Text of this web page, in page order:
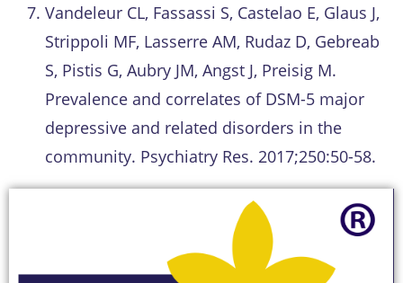
Vandeleur CL, Fassassi S, Castelao E, Glaus J,
Strippoli MF, Lasserre AM, Rudaz D, Gebreab
S, Pistis G, Aubry JM, Angst J, Preisig M.
Prevalence and correlates of DSM-5 major
depressive and related disorders in the
community. Psychiatry Res. 2017;250:50-58.